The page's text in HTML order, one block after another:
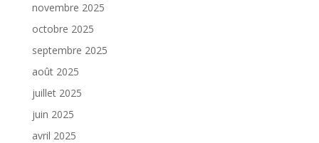
novembre 2025
octobre 2025
septembre 2025
août 2025
juillet 2025
juin 2025
avril 2025